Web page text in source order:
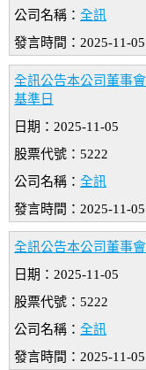
公司名稱： 全訊
發言時間：2025-11-
全訊公告本公司董事
基準日
日期：2025-11-05
股票代號：5222
公司名稱： 全訊
發言時間：2025-11-
全訊公告本公司董事
日期：2025-11-05
股票代號：5222
公司名稱： 全訊
發言時間：2025-11-